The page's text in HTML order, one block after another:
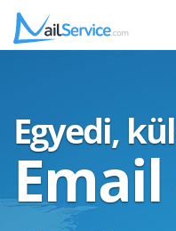
Egyedi,